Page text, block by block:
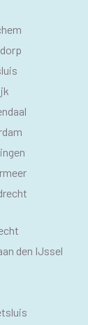
den IJssel